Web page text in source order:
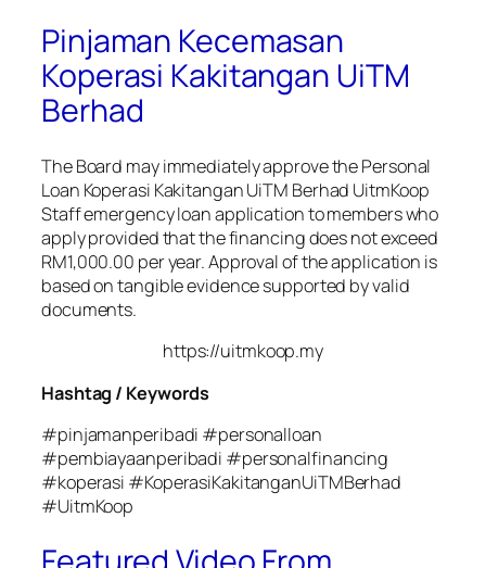
Pinjaman Kecemasan
Koperasi Kakitangan UiTM
Berhad
The Board may immediately approve the Personal
Loan Koperasi Kakitangan UiTM Berhad UitmKoop
Staff emergency loan application to members who
apply provided that the financing does not exceed
RM1,000.00 per year. Approval of the application is
based on tangible evidence supported by valid
documents.
https://uitmkoop.my
Hashtag / Keywords
#pinjamanperibadi #personalloan
#pembiayaanperibadi #personalfinancing
#koperasi #KoperasiKakitanganUiTMBerhad
#UitmKoop